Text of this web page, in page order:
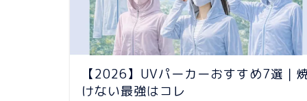
【2026】UVパーカーおすすめ7選｜
けない最強はコレ